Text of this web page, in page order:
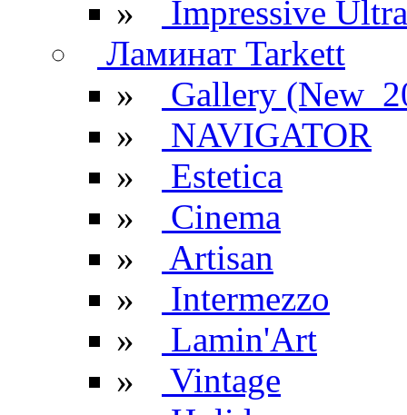
»
Impressive Ultra
Ламинат Tarkett
»
Gallery
»
NAVIGATOR
»
Estetica
»
Cinema
»
Artisan
»
Intermezzo
»
Lamin'Art
»
Vintage